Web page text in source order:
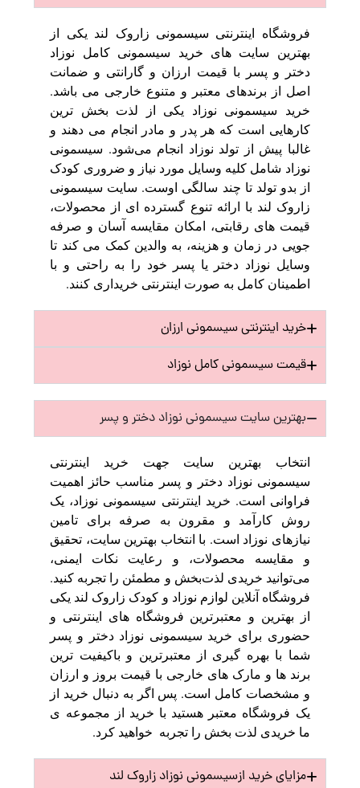
فروشگاه اینترنتی سیسمونی زاروک لند یکی از
بهترین سایت های خرید سیسمونی کامل نوزاد
دختر و پسر با قیمت ارزان و گارانتی و ضمانت
اصل از برندهای معتبر و متنوع خارجی می باشد.
خرید سیسمونی نوزاد یکی از لذت بخش ترین
کارهایی است که هر پدر و مادر انجام می دهند و
غالبا پیش از تولد نوزاد انجام می‌شود. سیسمونی
نوزاد شامل کلیه وسایل مورد نیاز و ضروری کودک
از بدو تولد تا چند سالگی اوست. سایت سیسمونی
زاروک لند با ارائه تنوع گسترده‌ ای از محصولات،
قیمت‌ های رقابتی، امکان مقایسه آسان و صرفه‌
جویی در زمان و هزینه، به والدین کمک می‌ کند تا
وسایل نوزاد دختر یا پسر خود را به راحتی و با
اطمینان کامل به صورت اینترنتی خریداری کنند.
خرید اینترنتی سیسمونی ارزان
قیمت سیسمونی کامل نوزاد
بهترین سایت سیسمونی نوزاد دختر و پسر
انتخاب بهترین سایت جهت خرید اینترنتی
سیسمونی نوزاد دختر و پسر مناسب حائز اهمیت
فراوانی است. خرید اینترنتی سیسمونی نوزاد، یک
روش کارآمد و مقرون به صرفه برای تامین
نیازهای نوزاد است. با انتخاب بهترین سایت، تحقیق
و مقایسه محصولات، و رعایت نکات ایمنی،
می‌توانید خریدی لذت‌بخش و مطمئن را تجربه کنید.
فروشگاه آنلاین لوازم نوزاد و کودک زاروک لند یکی
از بهترین و معتبرترین فروشگاه های اینترنتی و
حضوری برای خرید سیسمونی نوزاد دختر و پسر
شما با بهره گیری از معتبرترین و باکیفیت ترین
برند ها و مارک های خارجی با قیمت بروز و ارزان
و مشخصات کامل است. پس اگر به دنبال خرید از
یک فروشگاه معتبر هستید با خرید از مجموعه ی
ما خریدی لذت بخش را تجربه خواهید کرد.
مزایای خرید ازسیسمونی نوزاد زاروک لند